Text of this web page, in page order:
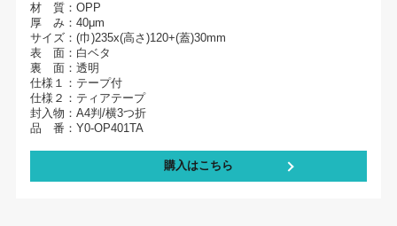
材 質：OPP
厚 み：40μm
サイズ：(巾)235x(高さ)120+(蓋)30mm
表 面：白ベタ
裏 面：透明
仕様１：テープ付
仕様２：ティアテープ
封入物：A4判/横3つ折
品 番：Y0-OP401TA
購入はこちら